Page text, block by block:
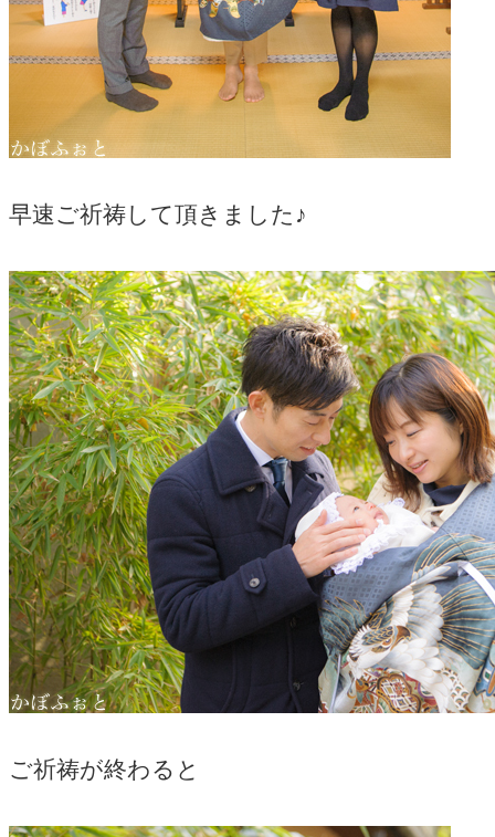
早速ご祈祷して頂きました♪
ご祈祷が終わると